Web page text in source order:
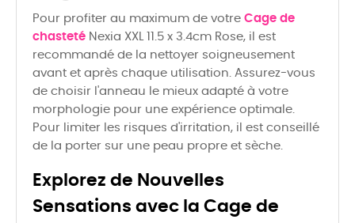
Pour profiter au maximum de votre Cage de
chasteté Nexia XXL 11.5 x 3.4cm Rose, il est
recommandé de la nettoyer soigneusement
avant et après chaque utilisation. Assurez-vous
de choisir l'anneau le mieux adapté à votre
morphologie pour une expérience optimale.
Pour limiter les risques d'irritation, il est conseillé
de la porter sur une peau propre et sèche.
Explorez de Nouvelles
Sensations avec la Cage de